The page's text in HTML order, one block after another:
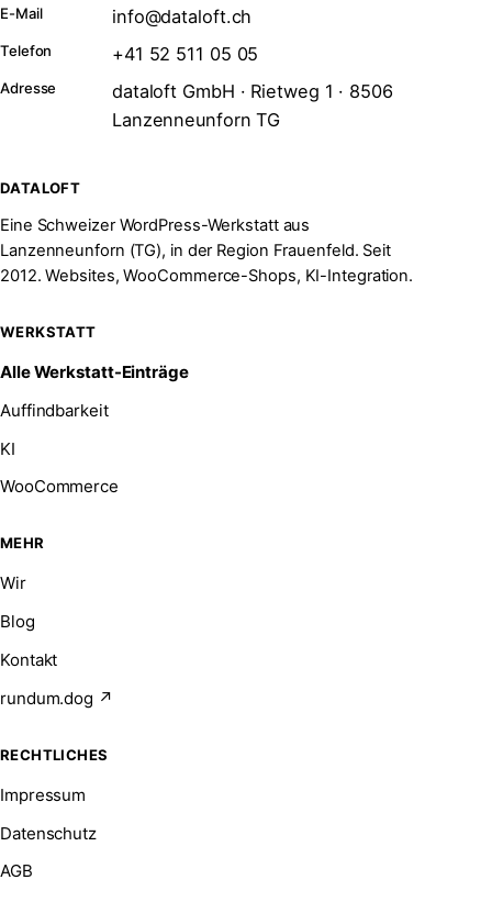
E-Mail info@dataloft.ch
Telefon +41 52 511 05 05
Adresse
dataloft GmbH · Rietweg 1 · 8506
Lanzenneunforn TG
DATALOFT
Eine Schweizer WordPress-Werkstatt aus
Lanzenneunforn (TG), in der Region Frauenfeld. Seit
2012. Websites, WooCommerce-Shops, KI-Integration.
WERKSTATT
Alle Werkstatt-Einträge
Auffindbarkeit
KI
WooCommerce
MEHR
Wir
Blog
Kontakt
rundum.dog ↗
RECHTLICHES
Impressum
Datenschutz
AGB